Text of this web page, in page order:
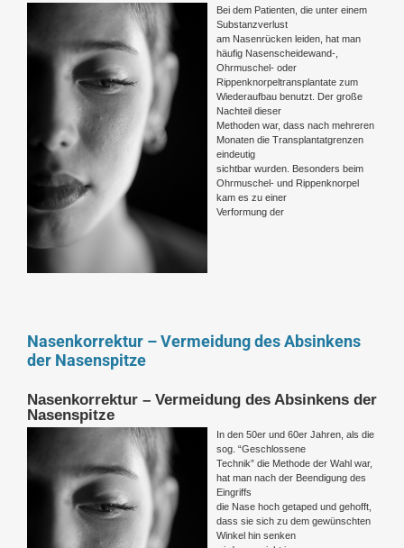
Bei dem Patienten, die unter einem
Substanzverlust
am Nasenrücken leiden, hat man
häufig Nasenscheidewand-,
Ohrmuschel- oder
Rippenknorpeltransplantate zum
Wiederaufbau benutzt. Der große
Nachteil dieser
Methoden war, dass nach mehreren
Monaten die Transplantatgrenzen
eindeutig
sichtbar wurden. Besonders beim
Ohrmuschel- und Rippenknorpel
kam es zu einer
Verformung der
Nasenkorrektur – Vermeidung des Absinkens
der Nasenspitze
Nasenkorrektur – Vermeidung des Absinkens der
Nasenspitze
In den 50er und 60er Jahren, als die
sog. “Geschlossene
Technik” die Methode der Wahl war,
hat man nach der Beendigung des
Eingriffs
die Nase hoch getaped und gehofft,
dass sie sich zu dem gewünschten
Winkel hin senken